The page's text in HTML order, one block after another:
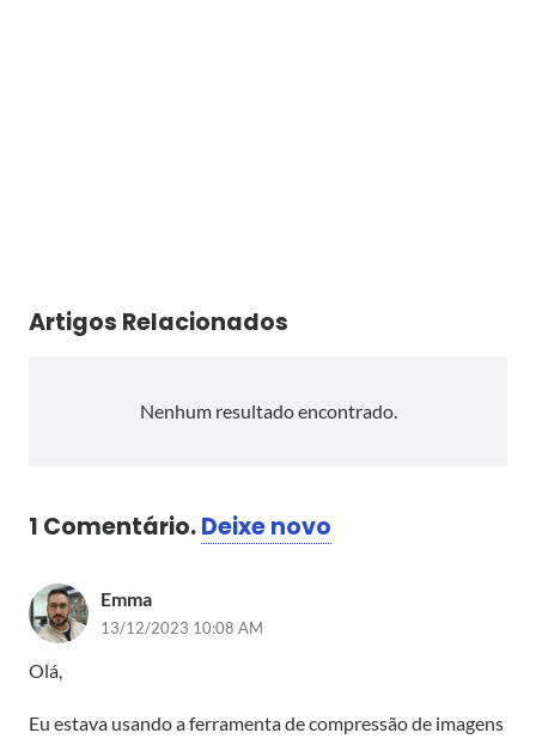
Artigos Relacionados
Nenhum resultado encontrado.
1 Comentário.Deixe novo
Emma
13/12/2023 10:08 AM
Olá,
Eu estava usando a ferramenta de compressão de imagens